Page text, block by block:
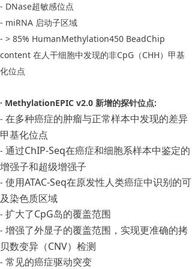
- DNase超敏感位点
- miRNA 启动子区域
- > 85% HumanMethylation450 BeadChip
content 在人干细胞中发现的非CpG（CHH）甲基
化位点
· MethylationEPIC v2.0 新增的探针位点:
- 在多种癌症的肿瘤与正常样本中发现的差异
甲基化位点
- 通过ChIP-Seq在癌症和细胞系样本中鉴定的
增强子和超级增强子
- 使用ATAC-Seq在原发性人类癌症中识别的可
及染色质区域
- 扩大了CpG岛的覆盖范围
- 增强了外显子的覆盖范围，实现更准确的拷
贝数变异（CNV）检测
- 常见的癌症驱动突变